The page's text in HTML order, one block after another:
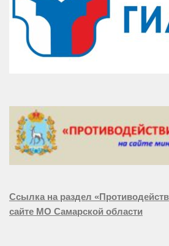
Ссылка на раздел
сайте МО Самарской области